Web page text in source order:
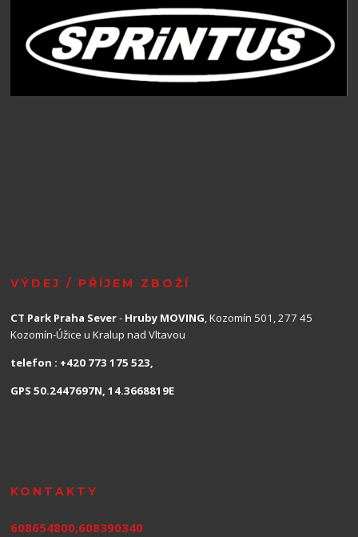
VÝDEJ / PŘÍJEM ZBOŽÍ
CT Park Praha Sever- Hruby MOVING, Kozomín 501, 277 45
Kozomín-Úžice u Kralup nad Vltavou
telefon : +420 773 175 523,
GPS 50.2447697N, 14.3668819E
KONTAKTY
608654800,608390340